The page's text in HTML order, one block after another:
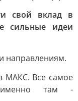
свой вклад в
сильные идеи
направлениям.
МАКС. Все самое
именно там -